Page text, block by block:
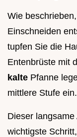
Wie
Einschneiden
tupfen Sie die
Entenbrüste mit
kalte Pfanne
mittlere Stufe ein.
Dieser
wichtigste